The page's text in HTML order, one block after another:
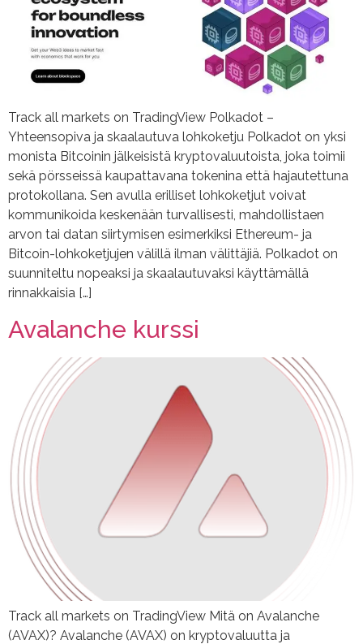
Track all markets on TradingView Polkadot –
Yhteensopiva ja skaalautuva lohkoketju Polkadot on yksi
monista Bitcoinin jälkeisistä kryptovaluutoista, joka toimii
sekä pörsseissä kaupattavana tokenina että hajautettuna
protokollana. Sen avulla erilliset lohkoketjut voivat
kommunikoida keskenään turvallisesti, mahdollistaen
arvon tai datan siirtymisen esimerkiksi Ethereum- ja
Bitcoin-lohkoketjujen välillä ilman välittäjiä. Polkadot on
suunniteltu nopeaksi ja skaalautuvaksi käyttämällä
rinnakkaisia […]
Avalanche kurssi
Track all markets on TradingView Mitä on Avalanche
(AVAX)? Avalanche (AVAX) on kryptovaluutta ja